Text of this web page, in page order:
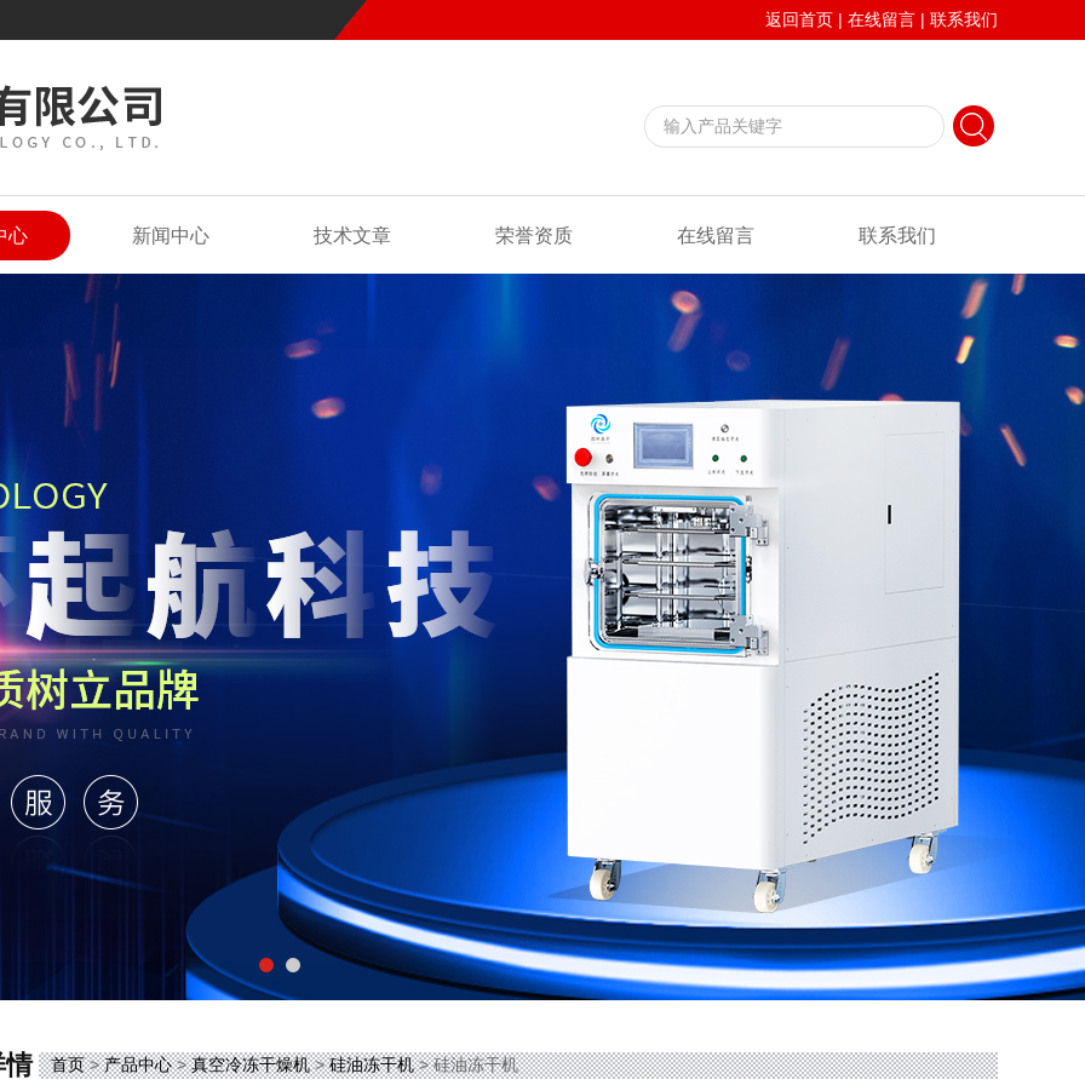
返回首页 | 在线留言 | 联系我们
心 新闻中心 技术文章 荣誉资质 在线留言 联系我们
情 首页>产品中心>真空冷冻干燥机>硅油冻干机> 硅油冻干机